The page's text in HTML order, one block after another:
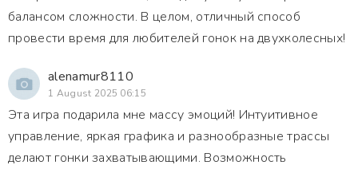
балансом сложности. В целом, отличный способ
провести время для любителей гонок на двухколесных!
alenamur8110
1 August 2025 06:15
Эта игра подарила мне массу эмоций! Интуитивное
управление, яркая графика и разнообразные трассы
делают гонки захватывающими. Возможность